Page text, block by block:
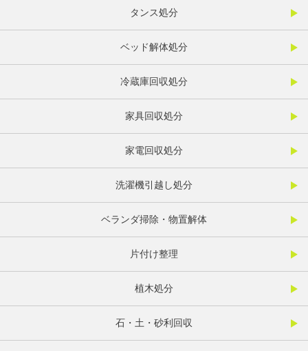
タンス処分
ベッド解体処分
冷蔵庫回収処分
家具回収処分
家電回収処分
洗濯機引越し処分
ベランダ掃除・物置解体
片付け整理
植木処分
石・土・砂利回収